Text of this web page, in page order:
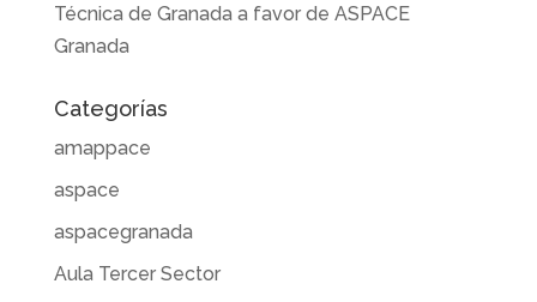
Técnica de Granada a favor de ASPACE
Granada
Categorías
amappace
aspace
aspacegranada
Aula Tercer Sector